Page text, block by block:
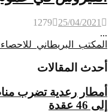
25/04/2021
1279
...
المكتب_البريطاني_للاحصاء
أحدث المقالات
أمطار رعدية تضرب
إلى 46 عقدة